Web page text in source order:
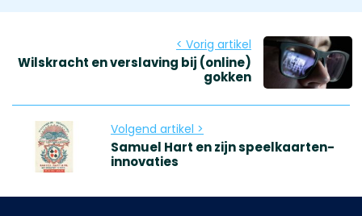
< Vorig artikel
Wilskracht en verslaving bij (online)
gokken
Volgend artikel >
Samuel Hart en zijn speelkaarten-
innovaties